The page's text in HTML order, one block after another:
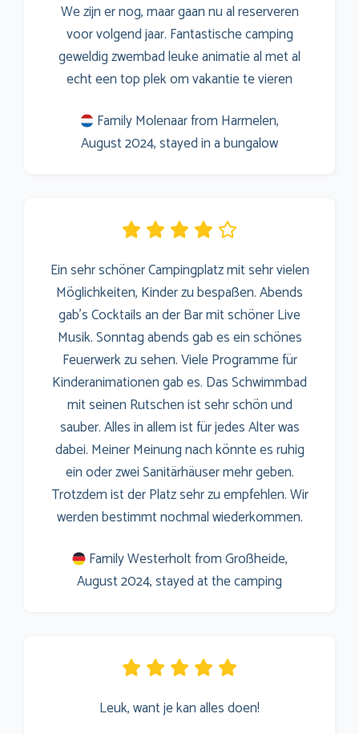
We zijn er nog, maar gaan nu al reserveren
voor volgend jaar. Fantastische camping
geweldig zwembad leuke animatie al met al
echt een top plek om vakantie te vieren
Family Molenaar from Harmelen,
August 2024, stayed in a bungalow
Ein sehr schöner Campingplatz mit sehr vielen
Möglichkeiten, Kinder zu bespaßen. Abends
gab's Cocktails an der Bar mit schöner Live
Musik. Sonntag abends gab es ein schönes
Feuerwerk zu sehen. Viele Programme für
Kinderanimationen gab es. Das Schwimmbad
mit seinen Rutschen ist sehr schön und
sauber. Alles in allem ist für jedes Alter was
dabei. Meiner Meinung nach könnte es ruhig
ein oder zwei Sanitärhäuser mehr geben.
Trotzdem ist der Platz sehr zu empfehlen. Wir
werden bestimmt nochmal wiederkommen.
Family Westerholt from Großheide,
August 2024, stayed at the camping
Leuk, want je kan alles doen!